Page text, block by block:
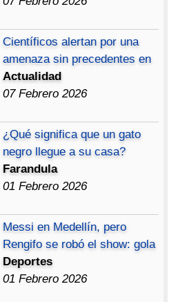
Científicos alertan por una
amenaza sin precedentes en
Actualidad
07 Febrero 2026
¿Qué significa que un gato
negro llegue a su casa?
Farandula
01 Febrero 2026
Messi en Medellín, pero
Rengifo se robó el show: gola
Deportes
01 Febrero 2026